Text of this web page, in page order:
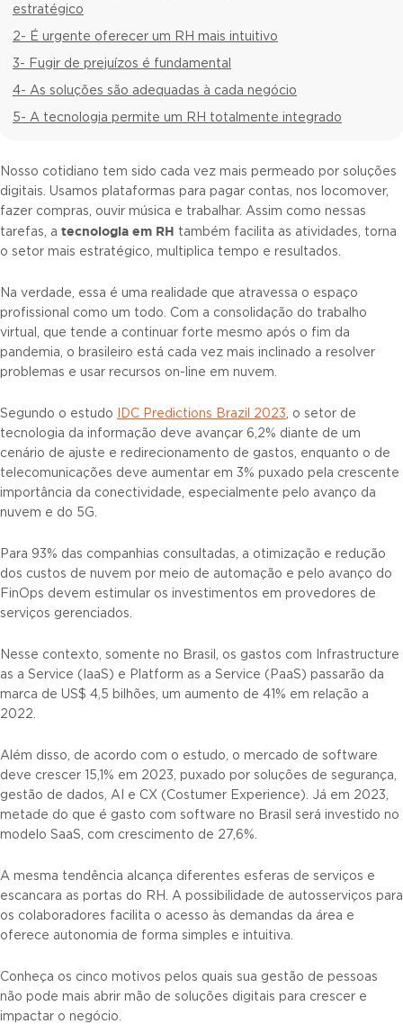
estratégico
2- É urgente oferecer um RH mais intuitivo
3- Fugir de prejuízos é fundamental
4- As soluções são adequadas à cada negócio
5- A tecnologia permite um RH totalmente integrado
Nosso cotidiano tem sido cada vez mais permeado por soluções
digitais. Usamos plataformas para pagar contas, nos locomover,
fazer compras, ouvir música e trabalhar. Assim como nessas
tarefas, a tecnologia em RH também facilita as atividades, torna
o setor mais estratégico, multiplica tempo e resultados.
Na verdade, essa é uma realidade que atravessa o espaço
profissional como um todo. Com a consolidação do trabalho
virtual, que tende a continuar forte mesmo após o fim da
pandemia, o brasileiro está cada vez mais inclinado a resolver
problemas e usar recursos on-line em nuvem.
Segundo o estudo IDC Predictions Brazil 2023 , o setor de
tecnologia da informação deve avançar 6,2% diante de um
cenário de ajuste e redirecionamento de gastos, enquanto o de
telecomunicações deve aumentar em 3% puxado pela crescente
importância da conectividade, especialmente pelo avanço da
nuvem e do 5G.
Para 93% das companhias consultadas, a otimização e redução
dos custos de nuvem por meio de automação e pelo avanço do
FinOps devem estimular os investimentos em provedores de
serviços gerenciados.
Nesse contexto, somente no Brasil, os gastos com Infrastructure
as a Service (IaaS) e Platform as a Service (PaaS) passarão da
marca de US$ 4,5 bilhões, um aumento de 41% em relação a
2022.
Além disso, de acordo com o estudo, o mercado de software
deve crescer 15,1% em 2023, puxado por soluções de segurança,
gestão de dados, AI e CX (Costumer Experience). Já em 2023,
metade do que é gasto com software no Brasil será investido no
modelo SaaS, com crescimento de 27,6%.
A mesma tendência alcança diferentes esferas de serviços e
escancara as portas do RH. A possibilidade de autosserviços para
os colaboradores facilita o acesso às demandas da área e
oferece autonomia de forma simples e intuitiva.
Conheça os cinco motivos pelos quais sua gestão de pessoas
não pode mais abrir mão de soluções digitais para crescer e
impactar o negócio.